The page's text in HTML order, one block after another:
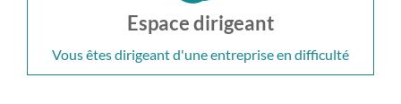
Espace dirigeant
Vous êtes dirigeant d'une entreprise en difficulté